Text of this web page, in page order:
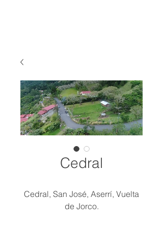
Cedral
Cedral, San José, Aserrí, Vuelta
de Jorco.